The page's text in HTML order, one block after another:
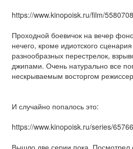
https://www.kinopoisk.ru/film/
Проходной боевичок на вечер
нечего, кроме идиотского
разнообразных перестрелок,
джипами. Очень натурально все
нескрываемым восторгом
И случайно попалось это:
https://www.kinopoisk.ru/series/
Вышло две серии пока.